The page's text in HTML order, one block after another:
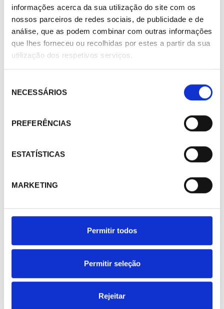
informações acerca da sua utilização do site com os
nossos parceiros de redes sociais, de publicidade e de
análise, que as podem combinar com outras informações
que lhes forneceu ou recolhidas por estes a partir da sua
utilização dos respetivos serviços.
NECESSÁRIOS
PREFERÊNCIAS
ESTATÍSTICAS
MARKETING
Permitir todos
Permitir seleção
Rejeitar
Bobina para solenoide Alco Controls 230V-50/60 8W
801031